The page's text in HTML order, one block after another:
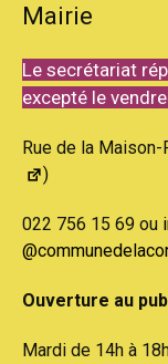
Mairie
Le secrétariat
excepté le
Rue de la
)
022 756 15 69 ou
Ouverture au
Mardi de 14h à